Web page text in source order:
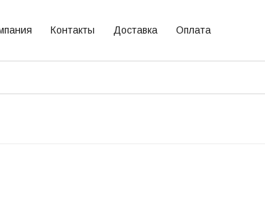
Контакты Доставка Оплата